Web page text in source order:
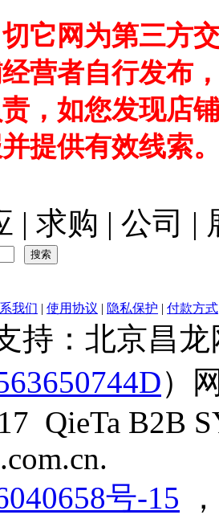
它网为第三方
营者自行发布
，如您发现店
提供有效线索
| 求购 | 公司 |
我们 | 使用协议 | 隐私保护 | 付款方式
持：北京昌
）
QieTa B2B
号-15